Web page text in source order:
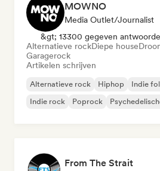
MOWNO
Media Outlet/Journalist
&gt; 13300 gegeven
Alternatieve rockDiepe house
Garagerock
Artikelen schrijven
Alternatieve rock Hiphop Indie
Indie rock
Poprock
From The Strait